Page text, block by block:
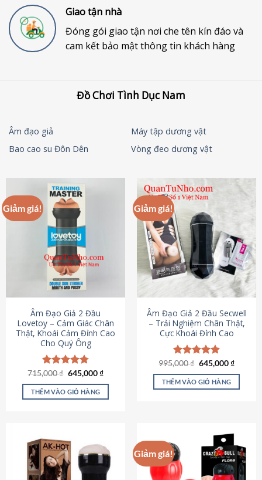
Giao tận nhà
Đóng gói giao tận nơi che tên kín đáo và
cam kết bảo mật thông tin khách hàng
Đồ Chơi Tình Dục Nam
Âm đạo giả
Máy tập dương vật
Bao cao su Đôn Dên
Vòng đeo dương vật
Giảm giá!
Âm Đạo Giả 2 Đầu
Lovetoy – Cảm Giác Chân
Thật, Khoái Cảm Đỉnh Cao
Cho Quý Ông
Được xếp
hạng4.79
5 sao
715,000₫ Giá
là:
715,000 ₫.
645,000₫Giá
tại
THÊM VÀO GIỎ HÀNG
Giảm giá!
Âm Đạo Giả 2 Đầu Secwell
– Trải Nghiệm Chân Thật,
Cực Khoái Đỉnh Cao
Được xếp
hạng4.88
5 sao
995,000₫ Giá
là:
995,000 ₫.
645,000₫Giá
tại
THÊM VÀO GIỎ HÀNG
Giảm giá!